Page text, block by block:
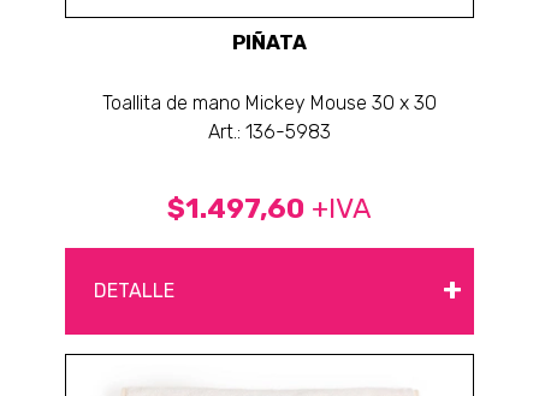
PIÑATA
Toallita de mano Mickey Mouse 30 x 30
Art.: 136-5983
$1.497,60 +IVA
DETALLE +